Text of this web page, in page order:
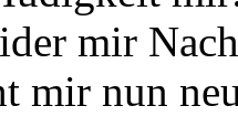
mir
mir nun